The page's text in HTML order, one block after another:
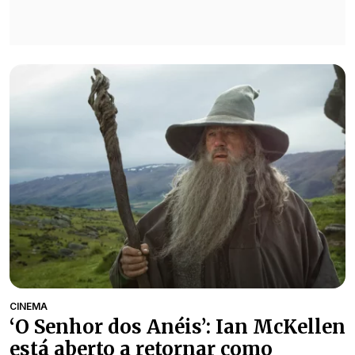
CINEMA
‘O Senhor dos Anéis’: Ian McKellen
está aberto a retornar como